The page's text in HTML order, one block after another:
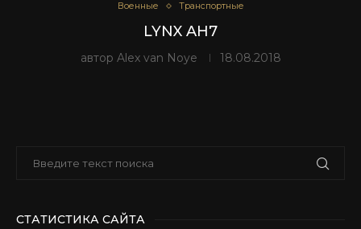
Военные
Транспортные
LYNX AH7
автор Alex van Noye 18.08.2018
СТАТИСТИКА САЙТА